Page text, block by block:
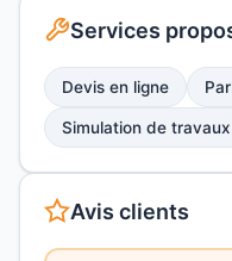
Services
Devis en ligne
Simulation de
Avis clients